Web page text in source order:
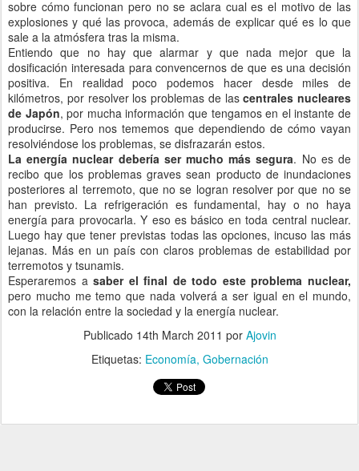
sobre cómo funcionan pero no se aclara cual es el motivo de las
explosiones y qué las provoca, además de explicar qué es lo que
sale a la atmósfera tras la misma.
Entiendo que no hay que alarmar y que nada mejor que la
dosificación interesada para convencernos de que es una decisión
positiva. En realidad poco podemos hacer desde miles de
kilómetros, por resolver los problemas de lascentrales nucleares
de Japón, por mucha información que tengamos en el instante de
producirse. Pero nos tememos que dependiendo de cómo vayan
resolviéndose los problemas, se disfrazarán estos.
La energía nuclear debería ser mucho más segura. No es de
recibo que los problemas graves sean producto de inundaciones
posteriores al terremoto, que no se logran resolver por que no se
han previsto. La refrigeración es fundamental, hay o no haya
energía para provocarla. Y eso es básico en toda central nuclear.
Luego hay que tener previstas todas las opciones, incuso las más
lejanas. Más en un país con claros problemas de estabilidad por
terremotos y tsunamis.
Esperaremos asaber el final de todo este problema nuclear,
pero mucho me temo que nada volverá a ser igual en el mundo,
con la relación entre la sociedad y la energía nuclear.
Publicado 14th March 2011 por Ajovin
Etiquetas: Economía Gobernación